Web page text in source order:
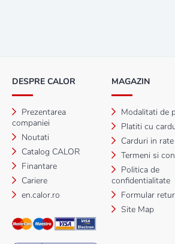
DESPRE CALOR
Prezentarea
companiei
Noutati
Catalog CALOR
Finantare
Cariere
en.calor.ro
MAGAZIN
Modalitati de
Platiti cu
Carduri in rate
Termeni si
Politica de
confidentialitate
Formular retur
Site Map